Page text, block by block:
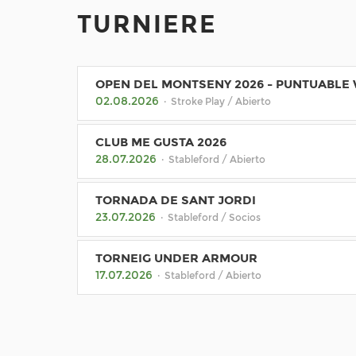
TURNIERE
OPEN DEL MONTSENY 2026 - PUNTUABLE
02.08.2026 · Stroke Play / Abierto
CLUB ME GUSTA 2026
28.07.2026 · Stableford / Abierto
TORNADA DE SANT JORDI
23.07.2026 · Stableford / Socios
TORNEIG UNDER ARMOUR
17.07.2026 · Stableford / Abierto